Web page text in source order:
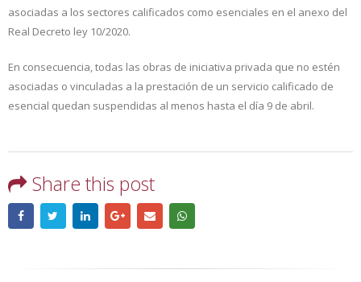
asociadas a los sectores calificados como esenciales en el anexo del
Real Decreto ley 10/2020.
En consecuencia, todas las obras de iniciativa privada que no estén
asociadas o vinculadas a la prestación de un servicio calificado de
esencial quedan suspendidas al menos hasta el día 9 de abril.
Share this post